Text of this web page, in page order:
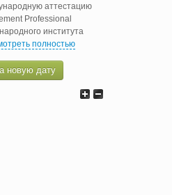
аттестацию
Professional
института
полностью
новую дату